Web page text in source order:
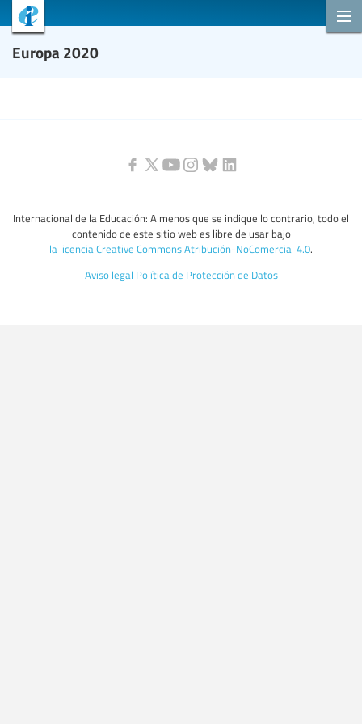
Europa 2020
Internacional de la Educación: A menos que se indique lo contrario, todo el
contenido de este sitio web es libre de usar bajo
la licencia Creative Commons Atribución-NoComercial 4.0.
Aviso legal Política de Protección de Datos